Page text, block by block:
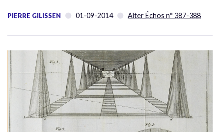
PIERRE GILISSEN 01-09-2014 Alter Échos n° 387-388